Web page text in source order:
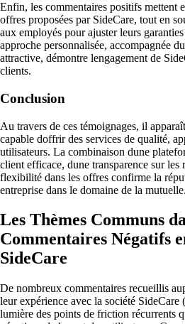
Enfin, les commentaires positifs mettent
offres proposées par SideCare, tout en
aux employés pour ajuster leurs
approche personnalisée, accompagnée
attractive, démontre lengagement de
clients.
Conclusion
Au travers de ces témoignages, il
capable doffrir des services de qualité,
utilisateurs. La combinaison dune
client efficace, dune transparence sur les
flexibilité dans les offres confirme la
entreprise dans le domaine de la mutuelle.
Les Thèmes Communs
Commentaires Négatifs
SideCare
De nombreux commentaires recueillis
leur expérience avec la société SideCare
lumière des points de friction récurrents